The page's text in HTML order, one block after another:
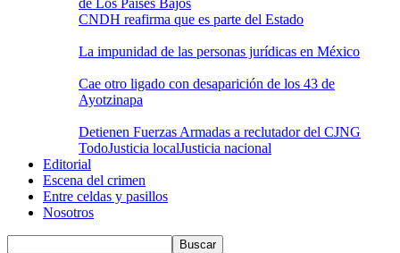
CNDH reafirma que es parte del Estado
La impunidad de las personas jurídicas en México
Cae otro ligado con desaparición de los 43 de
Ayotzinapa
Detienen Fuerzas Armadas a reclutador del CJNG
TodoJusticia localJusticia nacional
Editorial
Escena del crimen
Entre celdas y pasillos
Nosotros